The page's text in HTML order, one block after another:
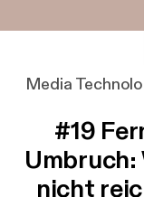
Media
#19
Umbruch:
nicht